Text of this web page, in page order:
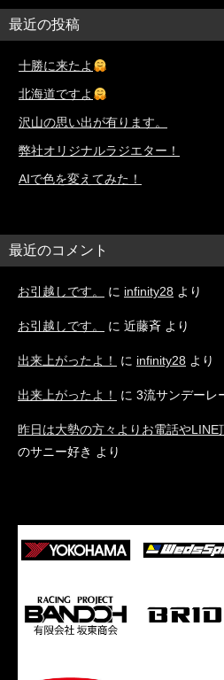
最近の投稿
十勝に来たよ
北海道ですよ
沢山の思い出が有ります。
弊社オリジナルラジエター！
AIで色を変えてみた！
最近のコメント
お引越しです。 に infinity28 より
お引越しです。 に 近藤斉 より
出来上がったよ！ に infinity28 より
出来上がったよ！ に 3流サンデーレ
昨日は大勢の方々よりお電話やLINE
のサニー好き より